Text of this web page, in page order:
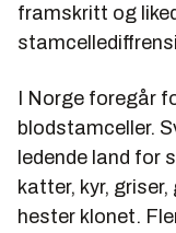
framskritt og
I Norge foregår
blodstamceller.
ledende land for
katter, kyr,
hester klonet.